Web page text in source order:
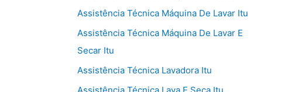
Assistência Técnica Máquina De Lavar Itu
Assistência Técnica Máquina De Lavar E
Secar Itu
Assistência Técnica Lavadora Itu
Assistência Técnica Lava E Seca Itu